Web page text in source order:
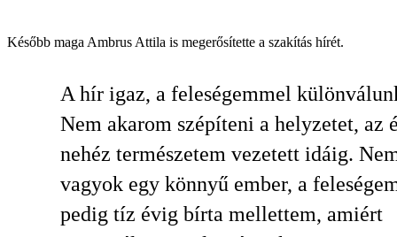
Később maga Ambrus Attila is megerősítette a szakítás hírét.
A hír igaz, a feleségemmel
Nem akarom szépíteni a helyzetet, az
nehéz természetem vezetett idáig.
vagyok egy könnyű ember, a
pedig tíz évig bírta mellettem, amiért